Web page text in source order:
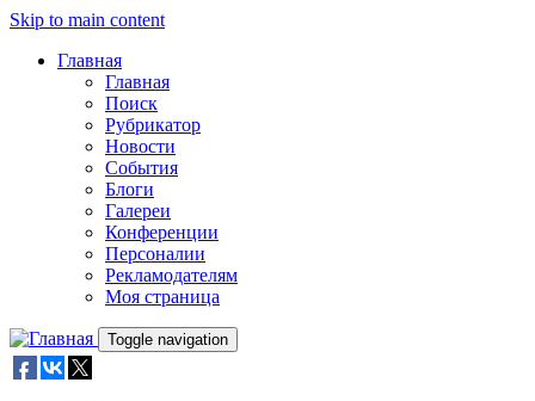
Skip to main content
Главная
Главная
Поиск
Рубрикатор
Новости
События
Блоги
Галереи
Конференции
Персоналии
Рекламодателям
Моя страница
Toggle navigation